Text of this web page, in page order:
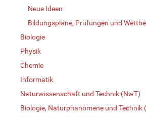
Neue Ideen
Bildungspläne, Prüfungen und
Biologie
Physik
Chemie
Informatik
Naturwissenschaft und Technik (NwT)
Biologie, Naturphänomene und Technik